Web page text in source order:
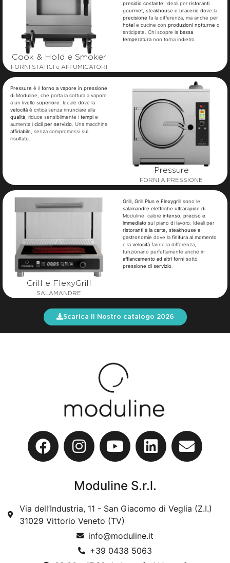
Cook & Hold e Smoker
FORNI STATICI e AFFUMICATORI
presidio costante . Ideali per ristoranti
gourmet, steakhouse e bracerie dove la
precisione fa la differenza, ma anche per
hotel e cucine con produzioni notturne o
anticipate. Chi scopre la bassa
temperatura non torna indietro.
Pressure è il forno a vapore in pressione
di Moduline, che porta la cottura a vapore
a un livello superiore . Ideale dove la
velocità è critica senza rinunciare alla
qualità , riduce sensibilmente i tempi e
aumenta i cicli per servizio . Una macchina
affidabile , senza compromessi sul
risultato
Pressure
FORNI A PRESSIONE
Grill e FlexyGrill
SALAMANDRE
Grill, Grill Plus e Flexygrill sono le
salamandre elettriche ultrarapide di
Moduline: calore intenso, preciso e
immediato sul piano di lavoro. Ideali per
ristoranti à la carte, steakhouse e
gastronomie dove la finitura al momento
e la velocità fanno la differenza,
funzionano perfettamente anche in
affiancamento ad altri forni sotto
pressione di servizio
Scarica il Nostro catalogo 2026
Moduline S.r.l.
Via dell’Industria, 11 - San Giacomo di Veglia (Z.I.)
31029 Vittorio Veneto (TV)
info@moduline.it
+39 0438 5063